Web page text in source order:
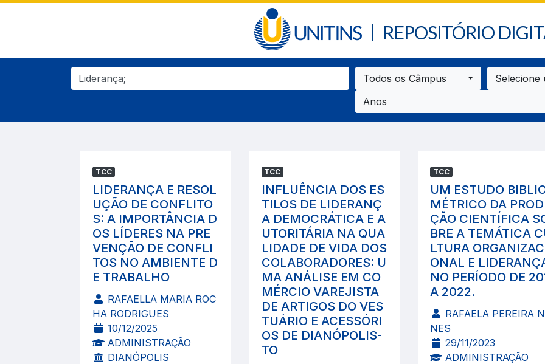
REPOSITÓRIO
Todos os Câmpus Selecione
Anos
TCC
LIDERANÇA E RESOL
UÇÃO DE CONFLITO
S: A IMPORTÂNCIA D
OS LÍDERES NA PRE
VENÇÃO DE CONFLI
TOS NO AMBIENTE D
E TRABALHO
RAFAELLA MARIA ROC
HA RODRIGUES
10/12/2025
ADMINISTRAÇÃO
DIANÓPOLIS
TCC
INFLUÊNCIA DOS ES
TILOS DE LIDERANÇ
A DEMOCRÁTICA E A
UTORITÁRIA NA QUA
LIDADE DE VIDA DOS
COLABORADORES: U
MA ANÁLISE EM CO
MÉRCIO VAREJISTA
DE ARTIGOS DO VES
TUÁRIO E ACESSÓRI
OS DE DIANÓPOLIS-
TO
TCC
UM ESTUDO
MÉTRICO DA
ÇÃO CIENTÍFICA
BRE A TEMÁTICA
LTURA
ONAL E
NO PERÍODO DE
A 2022.
RAFAELA PEREIRA
NES
29/11/2023
ADMINISTRAÇÃO